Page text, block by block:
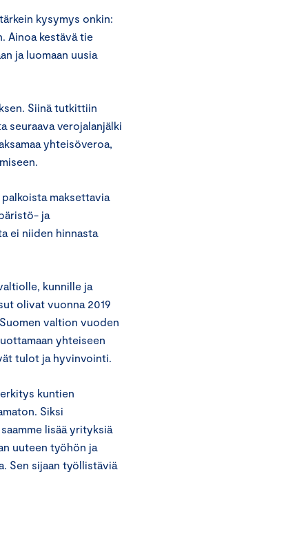
kysymys onkin:
Ainoa kestävä tie
ja luomaan uusia
Siinä tutkittiin
seuraava verojalanjälki
yhteisöveroa,
maksettavia
ja
ei niiden hinnasta
kunnille ja
olivat vuonna 2019
valtion vuoden
yhteiseen
tulot ja hyvinvointi.
kuntien
Siksi
lisää yrityksiä
uuteen työhön ja
Sen sijaan työllistäviä